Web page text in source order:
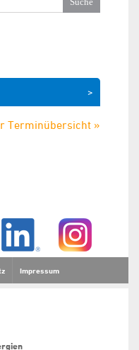
>
Terminübersicht »
Impressum